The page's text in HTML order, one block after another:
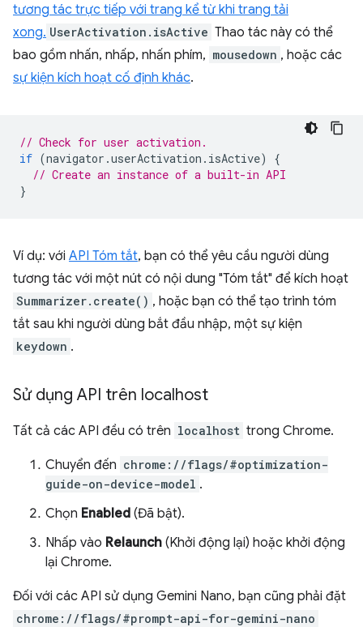
tương tác trực tiếp với trang kể từ khi trang tải
xong. UserActivation.isActive Thao tác này có thể
bao gồm nhấn, nhấp, nhấn phím, mousedown , hoặc các
sự kiện kích hoạt cố định khác.
// Check for user activation.
if (navigator .userActivation . isActive)
{
// Create an instance of a built-in API
}
Ví dụ: với API Tóm tắt, bạn có thể yêu cầu người dùng
tương tác với một nút có nội dung "Tóm tắt" để kích hoạt
Summarizer.create() , hoặc bạn có thể tạo trình tóm
tắt sau khi người dùng bắt đầu nhập, một sự kiện
keydown .
Sử dụng API trên localhost
Tất cả các API đều có trên localhost trong Chrome.
Chuyển đến chrome://flags/#optimization-
guide-on-device-model .
Chọn Enabled (Đã bật).
Nhấp vào Relaunch (Khởi động lại) hoặc khởi động
lại Chrome.
Đối với các API sử dụng Gemini Nano, bạn cũng phải đặt
chrome://flags/#prompt-api-for-gemini-nano